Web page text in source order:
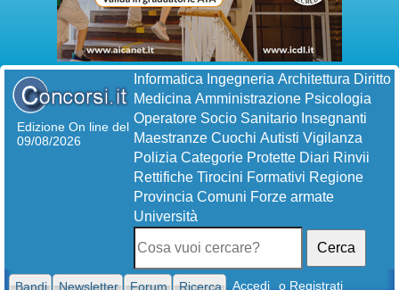
Edizione On line del
09/08/2026
Informatica Ingegneria Architettura Diritto
Medicina Amministrazione Psicologia
Operatore Socio Sanitario Insegnanti
Maestranze Cuochi Autisti Vigilanza
Polizia Categorie Protette Diari Rinvii
Rettifiche Tirocini Formativi Regione
Provincia Comuni Forze armate
Università
Cerca
Bandi Newsletter Forum Ricerca Accedi o Registrati